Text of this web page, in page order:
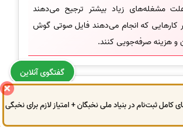
علت مشغله‌های زیاد بیشتر ترجیح می‌دهند
کارهایی که انجام می‌دهند فایل صوتی گوش
و هزینه صرفه‌جویی کنند.
کتاب در انتشارات
041
09149724522
کامل ثبت‌نام در بنیاد ملی نخبگان + امتیاز لازم برای نخبگی
گفتگوی آنلاین